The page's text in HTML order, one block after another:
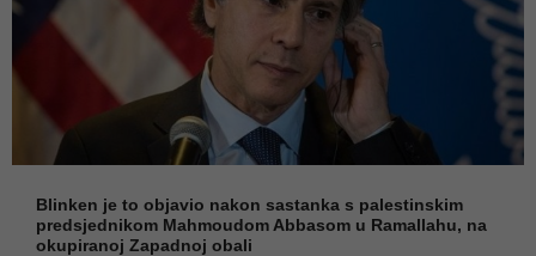
Blinken je to objavio nakon sastanka s palestinskim
predsjednikom Mahmoudom Abbasom u Ramallahu, na
okupiranoj Zapadnoj obali